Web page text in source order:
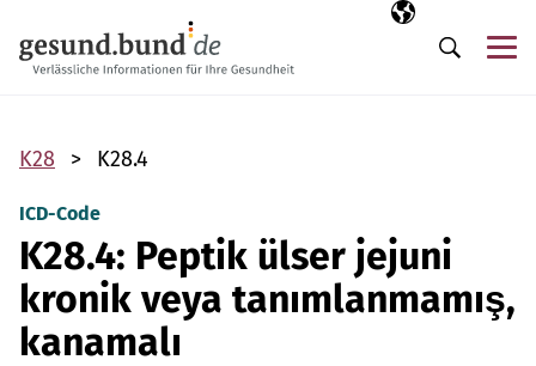
Seçili dil
TR
Arama
K28 K28.4
ICD-Code
K28.4: Peptik ülser jejuni
kronik veya tanımlanmamış,
kanamalı